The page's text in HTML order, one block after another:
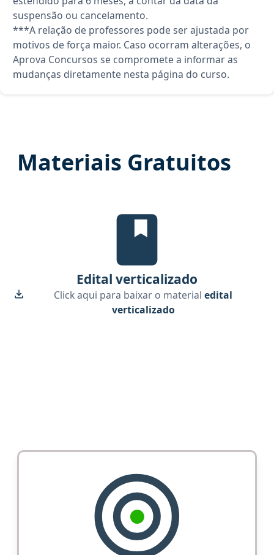
suspensão ou cancelamento.
***A relação de professores pode ser ajustada por
motivos de força maior. Caso ocorram alterações, o
Aprova Concursos se compromete a informar as
mudanças diretamente nesta página do curso.
Materiais Gratuitos
Edital Verticalizado, material
Edital verticalizado
Click aqui para baixar o materialedital
verticalizado